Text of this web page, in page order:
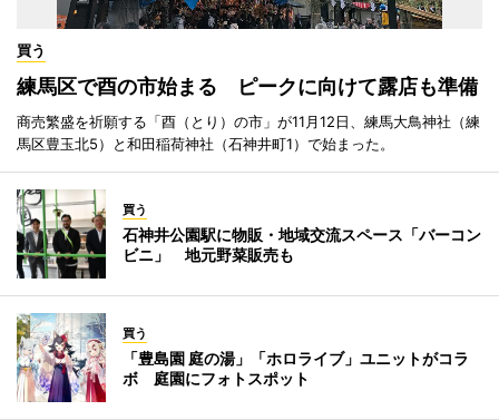
買う
練馬区で酉の市始まる ピークに向けて露店も準備
商売繁盛を祈願する「酉（とり）の市」が11月12日、練馬大鳥神社（練
馬区豊玉北5）と和田稲荷神社（石神井町1）で始まった。
買う
石神井公園駅に物販・地域交流スペース「バーコン
ビニ」 地元野菜販売も
買う
「豊島園 庭の湯」「ホロライブ」ユニットがコラ
ボ 庭園にフォトスポット